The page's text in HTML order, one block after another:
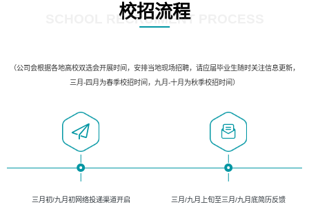
校招流程
SCHOOL RECRUIMENT PROCESS
（公司会根据各地高校双选会开展时间，安排当地现场招聘，请应届毕业生随时关注信息更新，
三月-四月为春季校招时间，九月-十月为秋季校招时间）
三月初/九月初网络投递渠道开启 三月/九月上旬至三月/九月底简历反馈